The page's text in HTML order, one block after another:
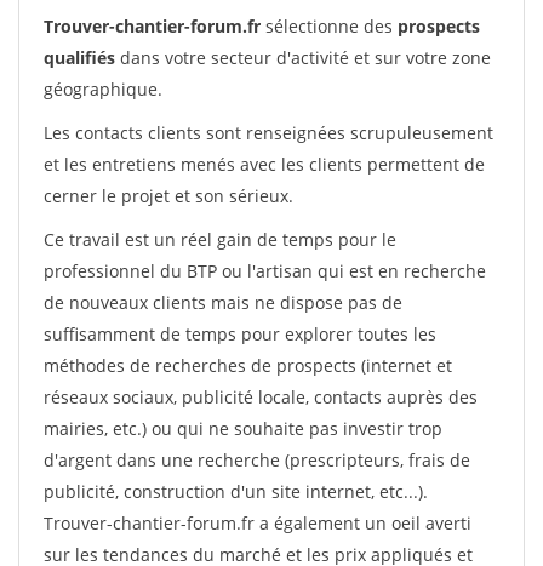
Trouver-chantier-forum.fr sélectionne des prospects
qualifiés dans votre secteur d'activité et sur votre zone
géographique.
Les contacts clients sont renseignées scrupuleusement
et les entretiens menés avec les clients permettent de
cerner le projet et son sérieux.
Ce travail est un réel gain de temps pour le
professionnel du BTP ou l'artisan qui est en recherche
de nouveaux clients mais ne dispose pas de
suffisamment de temps pour explorer toutes les
méthodes de recherches de prospects (internet et
réseaux sociaux, publicité locale, contacts auprès des
mairies, etc.) ou qui ne souhaite pas investir trop
d'argent dans une recherche (prescripteurs, frais de
publicité, construction d'un site internet, etc...).
Trouver-chantier-forum.fr a également un oeil averti
sur les tendances du marché et les prix appliqués et